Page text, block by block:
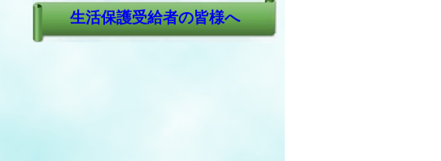
生活保護受給者の皆様へ